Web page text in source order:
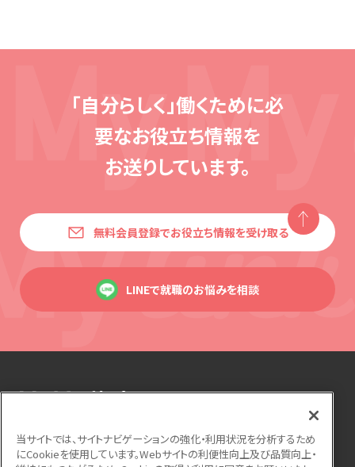
「自分らしく」働くために必
要なお役立ち情報を
お送りしています。
無料会員登録でお役立ち情報を受け取る
LINEで就職のお悩みを相談
当サイトでは、サイトナビゲーションの強化・利用状況を分析するため
にCookieを使用しています。Webサイトの利便性向上及び品質向上・